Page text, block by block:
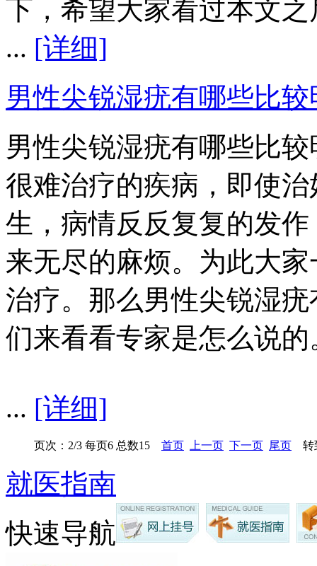
下，希望大家看过本文
... [详细]
男性尖锐湿疣有哪些比
男性尖锐湿疣有哪些比
很难治疗的疾病，即使
生，病情反反复复的发
来无尽的麻烦。为此大
治疗。那么男性尖锐湿
们来看看专家是怎么说的
... [详细]
页次：2/3 每页6 总数15 首页 上一页 下一页 尾页 转
就医指南
快速导航